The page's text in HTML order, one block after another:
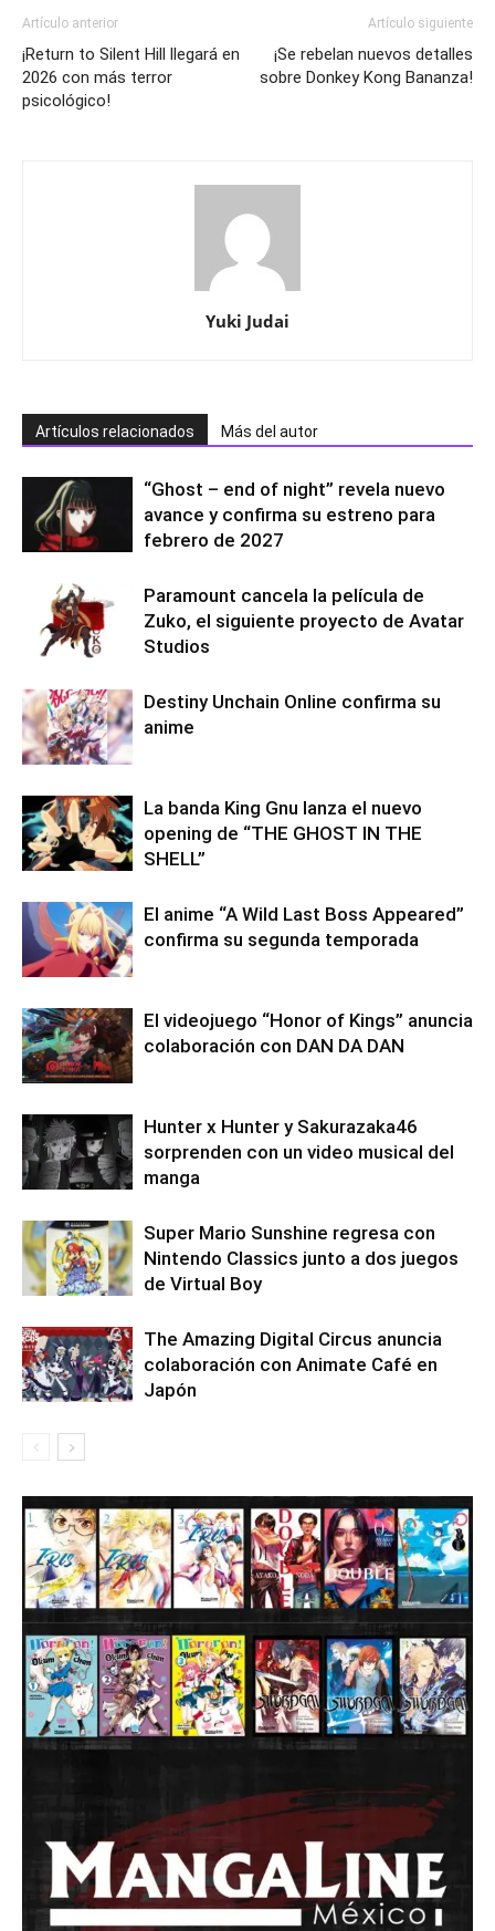
Artículo anterior
¡Return to Silent Hill llegará en
2026 con más terror
psicológico!
Artículo siguiente
¡Se rebelan nuevos detalles
sobre Donkey Kong Bananza!
Yuki Judai
Artículos relacionados Más del autor
“Ghost – end of night” revela nuevo
avance y confirma su estreno para
febrero de 2027
Paramount cancela la película de
Zuko, el siguiente proyecto de Avatar
Studios
Destiny Unchain Online confirma su
anime
La banda King Gnu lanza el nuevo
opening de “THE GHOST IN THE
SHELL”
El anime “A Wild Last Boss Appeared”
confirma su segunda temporada
El videojuego “Honor of Kings” anuncia
colaboración con DAN DA DAN
Hunter x Hunter y Sakurazaka46
sorprenden con un video musical del
manga
Super Mario Sunshine regresa con
Nintendo Classics junto a dos juegos
de Virtual Boy
The Amazing Digital Circus anuncia
colaboración con Animate Café en
Japón